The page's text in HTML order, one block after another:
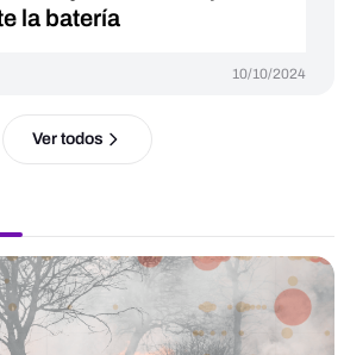
la batería
10/10/2024
Ver todos